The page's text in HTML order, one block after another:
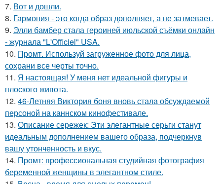
7. Вот и дошли.
8. Гармония - это когда образ дополняет, а не затмевает.
9. Элли бамбер стала героиней июльской съёмки онлайн
- журнала "L'Officiel" USA.
10. Промт. Используй загруженное фото для лица,
сохрани все черты точно.
11. Я настоящая! У меня нет идеальной фигуры и
плоского живота.
12. 46-Летняя Виктория боня вновь стала обсуждаемой
персоной на каннском кинофестивале.
13. Описание сережек: Эти элегантные серьги станут
идеальным дополнением вашего образа, подчеркнув
вашу утонченность и вкус.
14. Промт: профессиональная студийная фотография
беременной женщины в элегантном стиле.